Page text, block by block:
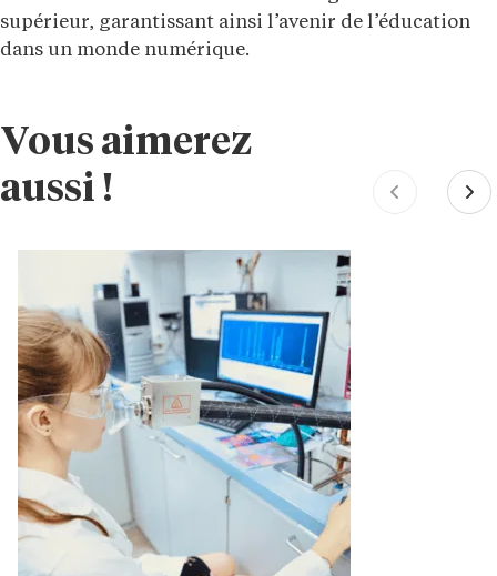
supérieur, garantissant ainsi l’avenir de l’éducation
dans un monde numérique.
Vous aimerez
aussi !